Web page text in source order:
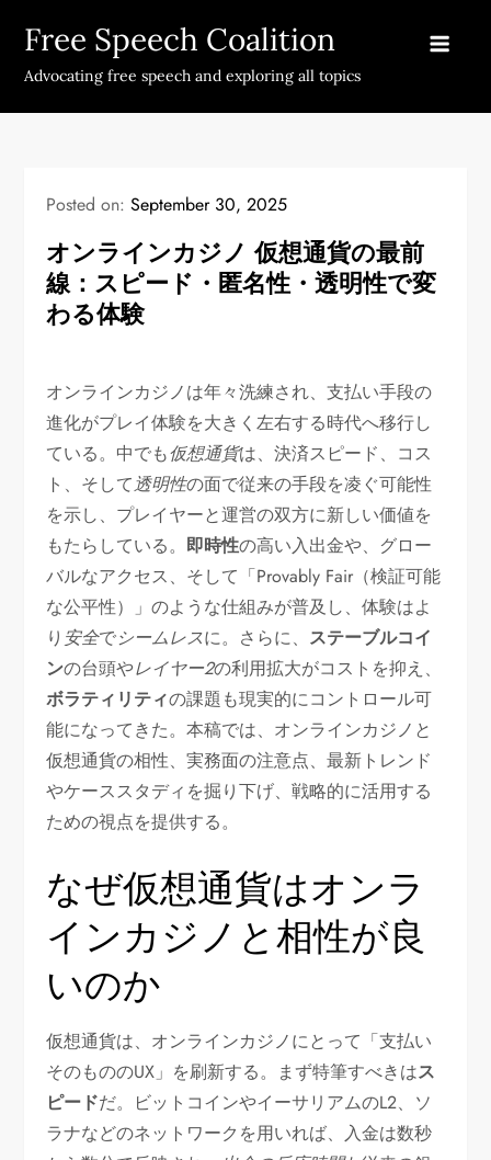
content
Free Speech Coalition
Advocating free speech and exploring all topics
Posted on:September 30, 2025
オンラインカジノ 仮想通貨の最前
線：スピード・匿名性・透明性で変
わる体験
オンラインカジノは年々洗練され、支払い手段の
進化がプレイ体験を大きく左右する時代へ移行し
ている。中でも仮想通貨は、決済スピード、コス
ト、そして透明性の面で従来の手段を凌ぐ可能性
を示し、プレイヤーと運営の双方に新しい価値を
もたらしている。 即時性の高い入出金や、グロー
バルなアクセス、そして「Provably Fair（検証可能
な公平性）」のような仕組みが普及し、体験はよ
り 安全でシームレスに。さらに、 ステーブルコイ
ンの台頭やレイヤー2の利用拡大がコストを抑え、
ボラティリティの課題も現実的にコントロール可
能になってきた。本稿では、オンラインカジノと
仮想通貨の相性、実務面の注意点、最新トレンド
やケーススタディを掘り下げ、戦略的に活用する
ための視点を提供する。
なぜ仮想通貨はオンラ
インカジノと相性が良
いのか
仮想通貨は、オンラインカジノにとって「支払い
そのもののUX」を刷新する。まず特筆すべきはス
ピードだ。ビットコインやイーサリアムのL2、ソ
ラナなどのネットワークを用いれば、入金は数秒